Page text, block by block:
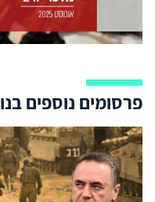
פרסומים נוספים